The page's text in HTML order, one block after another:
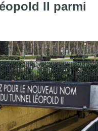
II parmi